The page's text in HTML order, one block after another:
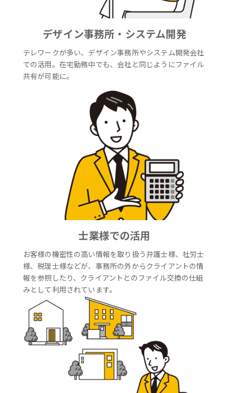
デザイン事務所・システム開発
テレワークが多い、デザイン事務所やシステム開発会社
での活用。在宅勤務中でも、会社と同じようにファイル
共有が可能に。
士業様での活用
お客様の機密性の高い情報を取り扱う弁護士様、社労士
様、税理士様などが、事務所の外からクライアントの情
報を参照したり、クライアントとのファイル交換の仕組
みとして利用されています。